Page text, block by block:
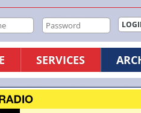
SERVICES